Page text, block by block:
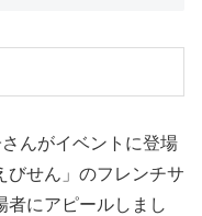
んがイベントに登場
びせん」のフレンチサ
者にアピールしまし